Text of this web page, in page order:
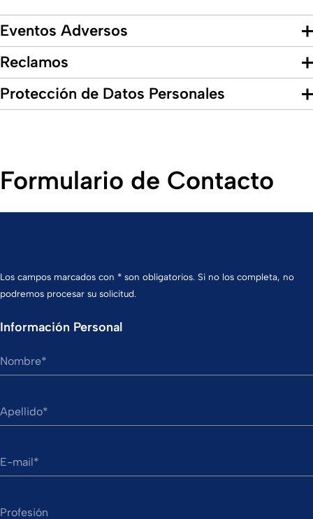
Eventos Adversos
Reclamos
Protección de Datos Personales
Formulario de Contacto
Los campos marcados con * son obligatorios. Si no los completa, no
podremos procesar su solicitud.
Información Personal
Nombre
Apellido
E-mail
Profesión